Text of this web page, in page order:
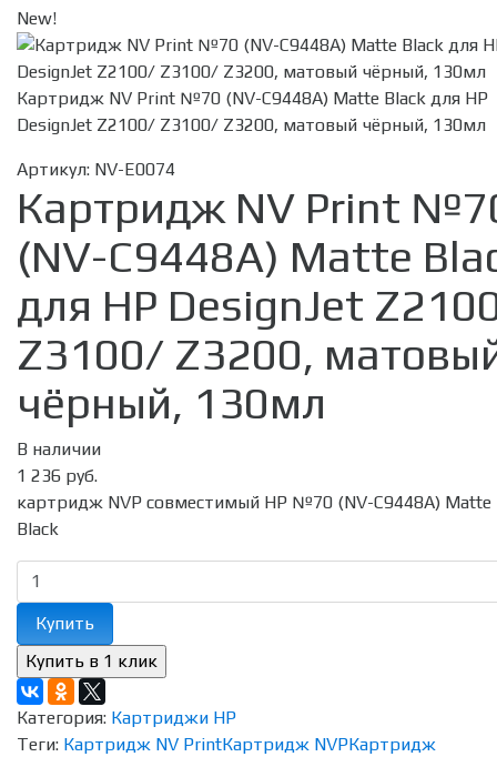
New!
Картридж NV Print №70 (NV-C9448A) Matte Black для HP
DesignJet Z2100/ Z3100/ Z3200, матовый чёрный, 130мл
Артикул: NV-E0074
Картридж NV Print
(NV-C9448A) Matte
для HP DesignJet
Z3100/ Z3200,
чёрный, 130мл
В наличии
1 236 руб.
картридж NVP совместимый HP №70 (NV-C9448A) Matte
Black
Купить
Категория: Картриджи HP
Теги: Картридж NV PrintКартридж NVPКартридж